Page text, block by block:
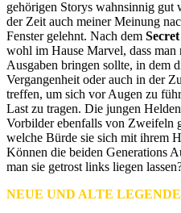
gehörigen Storys wahnsinnig
der Zeit auch meiner Meinung
Fenster gelehnt. Nach dem
wohl im Hause Marvel, dass man
Ausgaben bringen sollte, in dem
Vergangenheit oder auch in der
treffen, um sich vor Augen zu
Last zu tragen. Die jungen
Vorbilder ebenfalls von Zweifeln
welche Bürde sie sich mit ihrem
Können die beiden Generations
man sie getrost links liegen
NEUE UND ALTE